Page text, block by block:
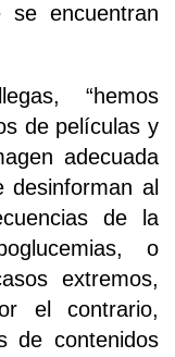
se encuentran
“hemos
de películas y
adecuada
al
de la
o
extremos,
el contrario,
de contenidos